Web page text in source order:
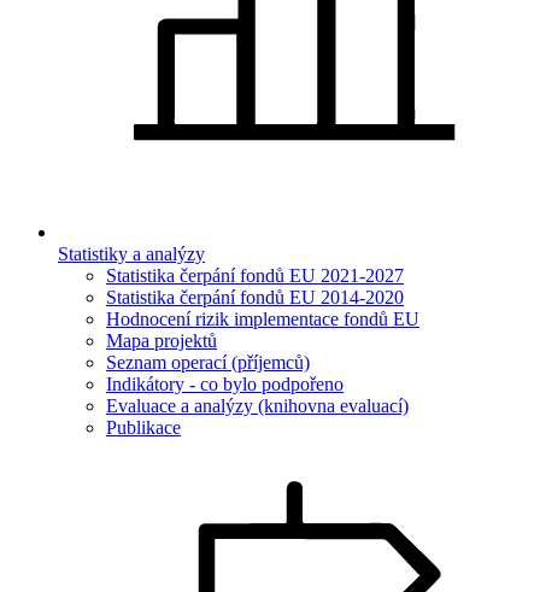
Statistiky a analýzy
Statistika čerpání fondů EU 2021-2027
Statistika čerpání fondů EU 2014-2020
Hodnocení rizik implementace fondů EU
Mapa projektů
Seznam operací (příjemců)
Indikátory - co bylo podpořeno
Evaluace a analýzy (knihovna evaluací)
Publikace